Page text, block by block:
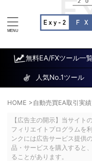
無料EA/FXツール一
人気No.1ツール
HOME >自動売買EA取引実績
【広告主の開示】当サイト
フィリエイトプログラムを
ンクには広告サービス提供
品・サービスを購入すると
ることがあります。